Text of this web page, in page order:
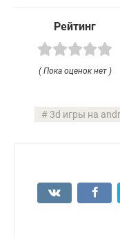
Рейтинг
( Пока оценок нет )
3d игры на